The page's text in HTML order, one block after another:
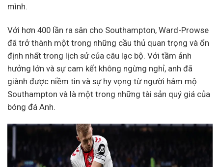
mình.
Với hơn 400 lần ra sân cho Southampton, Ward-Prowse
đã trở thành một trong những cầu thủ quan trọng và ổn
định nhất trong lịch sử của câu lạc bộ. Với tầm ảnh
hưởng lớn và sự cam kết không ngừng nghỉ, anh đã
giành được niềm tin và sự hy vọng từ người hâm mộ
Southampton và là một trong những tài sản quý giá của
bóng đá Anh.